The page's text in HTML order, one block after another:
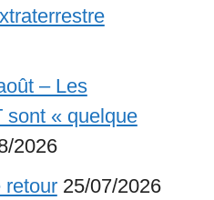
– Les
sont « quelque
2026
retour 25/07/2026